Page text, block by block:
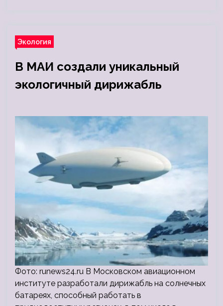
Экология
В МАИ создали уникальный
экологичный дирижабль
Фото: runews24.ru В Московском авиационном
институте разработали дирижабль на солнечных
батареях, способный работать в